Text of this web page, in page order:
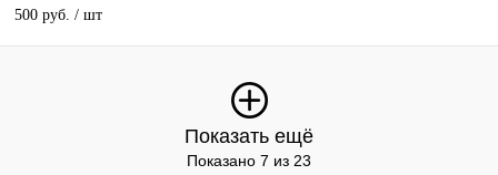
500 руб. / шт
Показать ещё
Показано 7 из 23